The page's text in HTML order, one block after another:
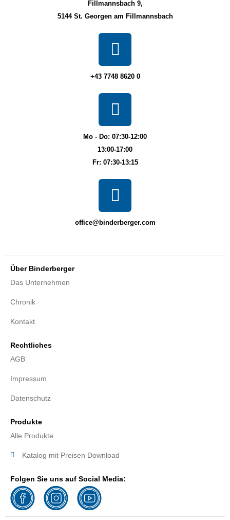
Fillmannsbach 9,
5144 St. Georgen am Fillmannsbach
+43 7748 8620 0
Mo - Do: 07:30-12:00
13:00-17:00
Fr: 07:30-13:15
office@binderberger.com
Über Binderberger
Das Unternehmen
Chronik
Kontakt
Rechtliches
AGB
Impressum
Datenschutz
Produkte
Alle Produkte
Katalog mit Preisen Download
Folgen Sie uns auf Social Media: